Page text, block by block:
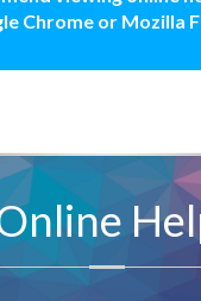
Chrome or Mozilla